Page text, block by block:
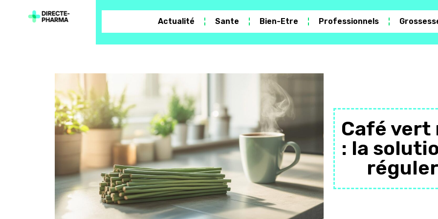
Actualité Sante Bien-Etre Professionnels
Café vert
: la